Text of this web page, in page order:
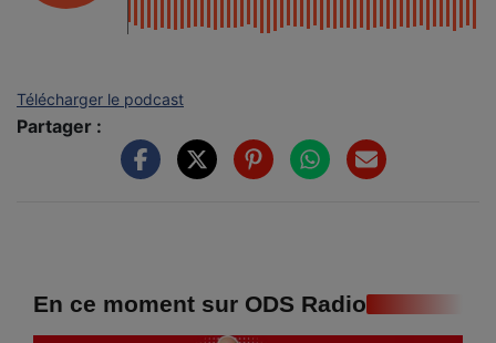
Télécharger le podcast
Partager :
En ce moment sur ODS Radio